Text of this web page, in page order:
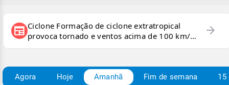
newspaper Ciclone Formação de ciclone extratropical
provoca tornado e ventos acima de 100 km/h
no RS
arrow_forward
Agora Hoje Amanhã Fim de semana 15